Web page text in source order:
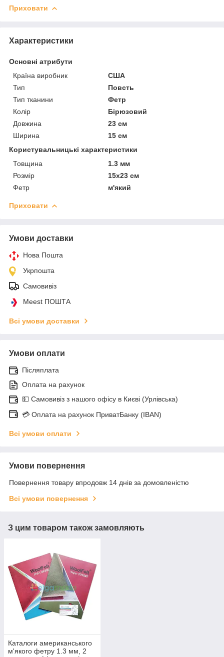
Приховати
Характеристики
Основні атрибути
Країна виробник
США
Тип
Повсть
Тип тканини
Фетр
Колір
Бірюзовий
Довжина
23 см
Ширина
15 см
Користувальницькі характеристики
Товщина
1.3 мм
Розмір
15х23 см
Фетр
м'який
Приховати
Умови доставки
Нова Пошта
Укрпошта
Самовивіз
Meest ПОШТА
Всі умови доставки
Умови оплати
Післяплата
Оплата на рахунок
💵 Самовивіз з нашого офісу в Києві (Урлівська)
💳 Оплата на рахунок ПриватБанку (IBAN)
Всі умови оплати
Умови повернення
Повернення товару впродовж 14 днів за домовленістю
Всі умови повернення
З цим товаром також замовляють
Каталоги американського
м'якого фетру 1.3 мм, 2